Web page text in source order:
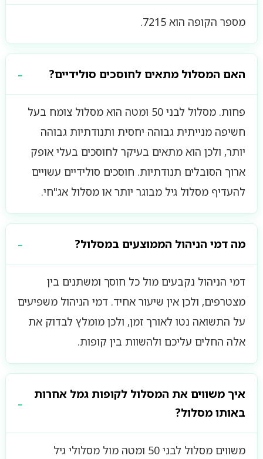
מספר הקופה הוא 7215.
האם המסלול מתאים לחוסכים סולידיים?
פחות. מסלול לבני 50 ומטה הוא מסלול צומח בעל
חשיפה מנייתית גבוהה יחסית ותנודתיות גבוהה
יותר, ולכן הוא מתאים בעיקר לחוסכים בעלי אופק
ארוך הסובלים תנודתיות. חוסכים סולידיים עשויים
להעדיף מסלול גיל מבוגר יותר או מסלול אג"חי.
מה דמי הניהול הממוצעים במסלול?
דמי הניהול נקבעים מול כל חוסך ומשתנים בין
מצטרפים, ולכן אין שיעור אחיד. דמי הניהול משפיעים
על התשואה נטו לאורך זמן, ולכן מומלץ לבדוק את
אלה החלים עליכם ולהשוות בין קופות.
איך משווים את המסלול לקופות גמל אחרות
באותו מסלול?
משווים מסלול לבני 50 ומטה מול מסלולי גיל